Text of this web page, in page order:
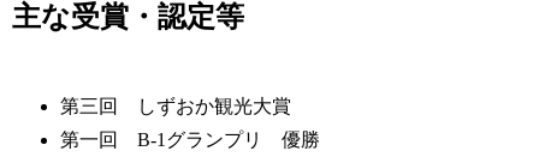
主な受賞・認定等
第三回 しずおか観光大賞
第一回 B-1グランプリ 優勝